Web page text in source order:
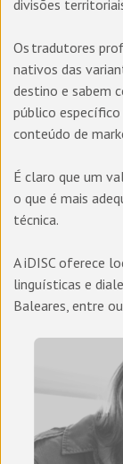
divisões
Os tradutores
nativos das
destino e sabem
público específico
conteúdo de
É claro que um
o que é mais
técnica.
A iDISC oferece
linguísticas e
Baleares, entre